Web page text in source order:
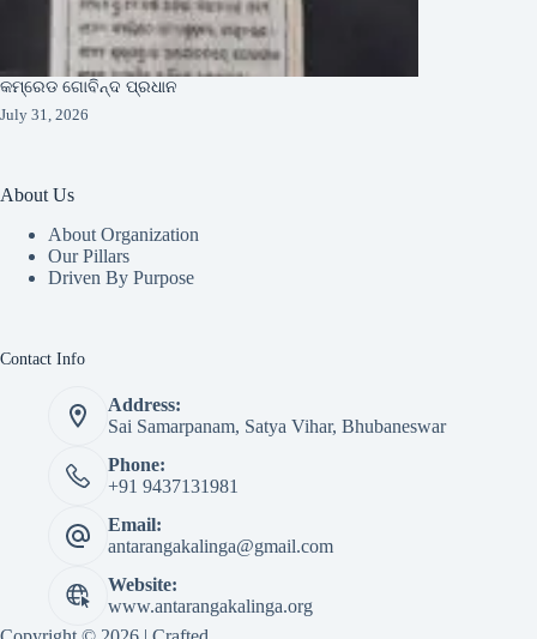
କମ୍ରେଡ ଗୋବିନ୍ଦ ପ୍ରଧାନ
July 31, 2026
About Us
About Organization
Our Pillars
Driven By Purpose​
Contact Info
Address:
Sai Samarpanam, Satya Vihar, Bhubaneswar
Phone:
+91 9437131981
Email:
antarangakalinga@gmail.com
Website:
www.antarangakalinga.org